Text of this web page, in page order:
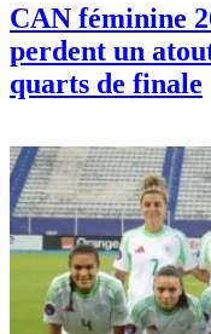
CAN féminine
perdent un
quarts de finale